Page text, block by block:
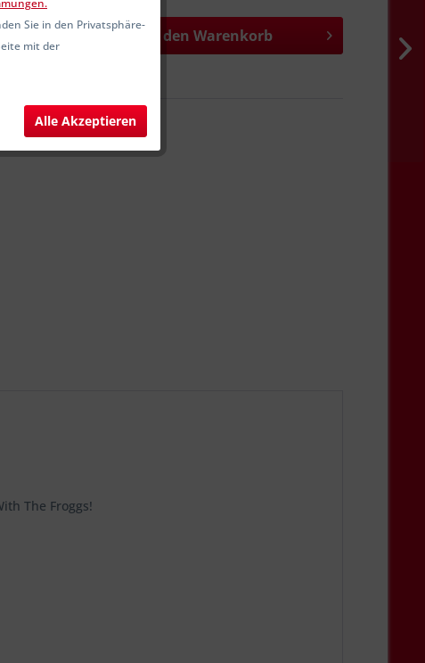
In den Warenkorb
SW12343
The Froggs!
Sie in den Privatsphäre-
mit der
Alle Akzeptieren